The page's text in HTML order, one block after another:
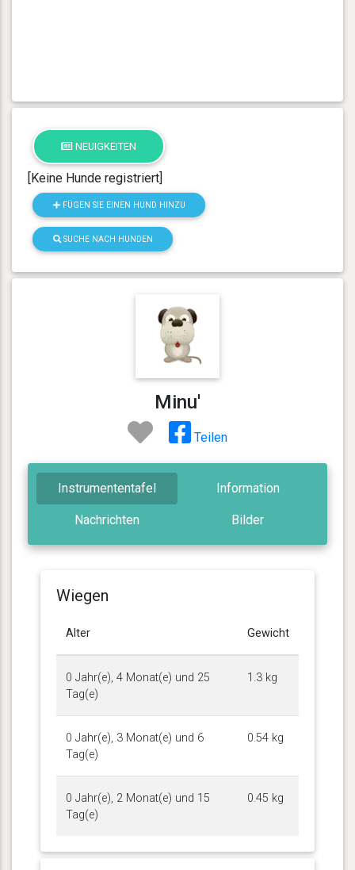
NEUIGKEITEN
[Keine Hunde registriert]
FÜGEN SIE EINEN HUND HINZU
SUCHE NACH HUNDEN
Minu'
Teilen
Instrumententafel Information
Nachrichten Bilder
Wiegen
Alter Gewicht
0 Jahr(e), 4 Monat(e) und 25
Tag(e)
1.3 kg
0 Jahr(e), 3 Monat(e) und 6
Tag(e)
0.54 kg
0 Jahr(e), 2 Monat(e) und 15
Tag(e)
0.45 kg